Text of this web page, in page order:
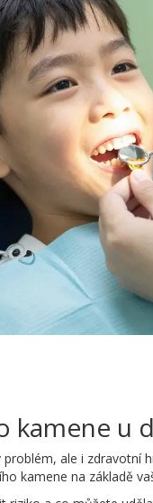
kamene u
ale i
kamene na základě